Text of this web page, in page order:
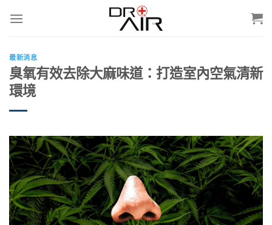
最新消息
臭氧有效去除大麻味道：打造室內空氣清新
環境